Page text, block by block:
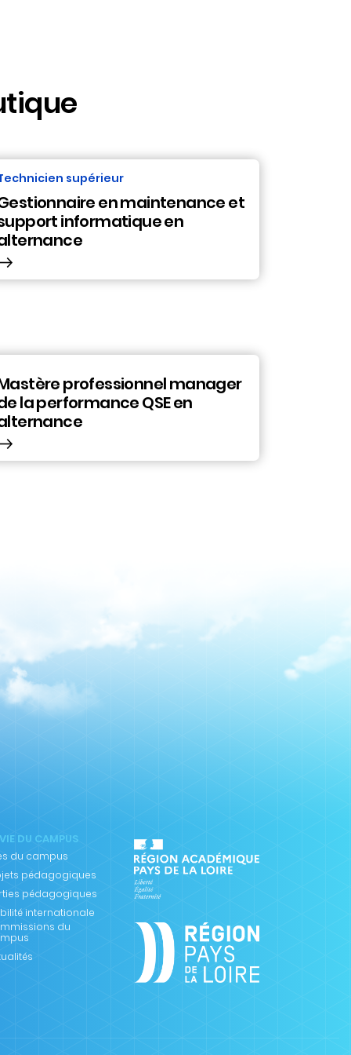
supérieur
en maintenance et
informatique en
professionnel manager
la performance QSE en
DU CAMPUS
du campus
pédagogiques
pédagogiques
internationale
du